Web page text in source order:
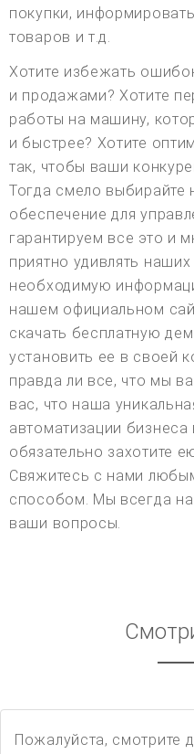
покупки,
товаров и т.д.
Хотите избежать
и продажами? Хотите
работы на машину,
и быстрее? Хотите
так, чтобы ваши
Тогда смело
обеспечение для
гарантируем все это и
приятно удивлять
необходимую
нашем официальном
скачать бесплатную
установить ее в своей
правда ли все, что мы
вас, что наша
автоматизации
обязательно захотите
Свяжитесь с нами
способом. Мы всегда на
ваши вопросы.
Пожалуйста, смотрите